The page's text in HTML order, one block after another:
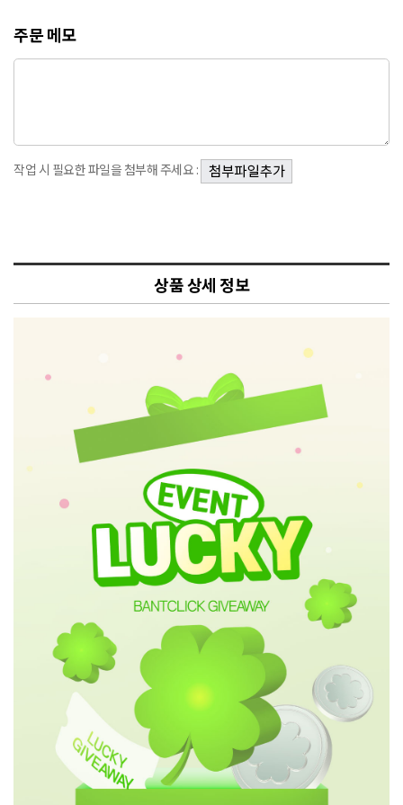
주문 메모
작업 시 필요한 파일을 첨부해 주세요 :
상품 상세 정보